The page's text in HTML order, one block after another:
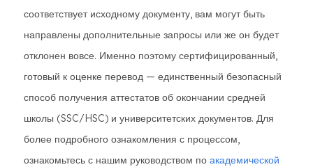
соответствует исходному документу, вам могут быть
направлены дополнительные запросы или же он будет
отклонен вовсе. Именно поэтому сертифицированный,
готовый к оценке перевод — единственный безопасный
способ получения аттестатов об окончании средней
школы (SSC/HSC) и университетских документов. Для
более подробного ознакомления с процессом,
ознакомьтесь с нашим руководством по академической